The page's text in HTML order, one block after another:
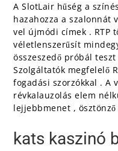
A SlotLair hűség a
hazahozza a szalonnát
vel újmódi címek . RTP
véletlenszerűsít
összeszedő próbál
Szolgáltatók megfelelő
fogadási szorzókkal .
révkalauzolás elem
lejjebbmenet ,
kats kaszinó